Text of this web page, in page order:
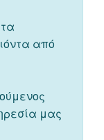
από
μας